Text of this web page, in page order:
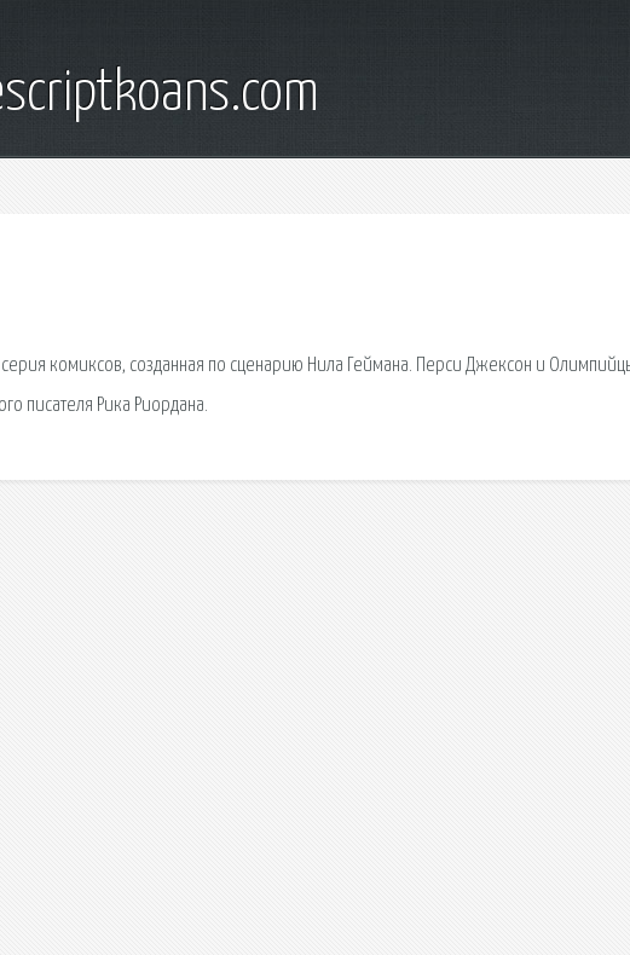
комиксов, созданная по сценарию Нила Геймана. Перси Джексон и
писателя Рика Риордана.